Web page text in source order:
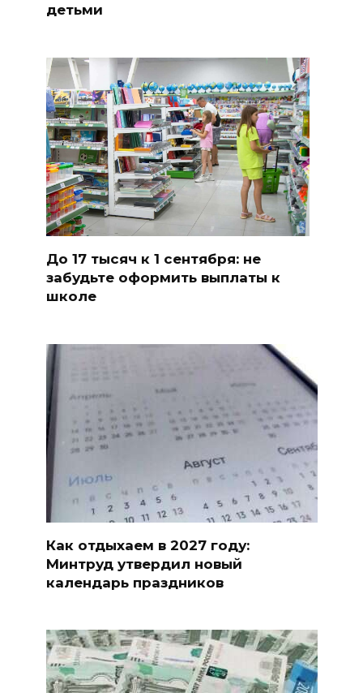
детьми
До 17 тысяч к 1 сентября: не
забудьте оформить выплаты к
школе
Как отдыхаем в 2027 году:
Минтруд утвердил новый
календарь праздников